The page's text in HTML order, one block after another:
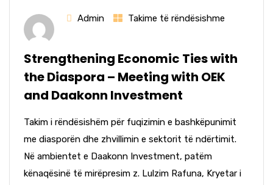
Admin Takime të rëndësishme
Strengthening Economic Ties with
the Diaspora – Meeting with OEK
and Daakonn Investment
Takim i rëndësishëm për fuqizimin e bashkëpunimit
me diasporën dhe zhvillimin e sektorit të ndërtimit.
Në ambientet e Daakonn Investment, patëm
kënaqësinë të mirëpresim z. Lulzim Rafuna, Kryetar i